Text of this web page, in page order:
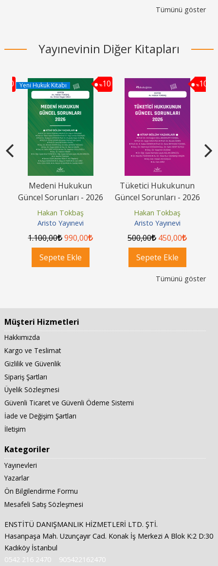
Tümünü göster
Yayınevinin Diğer Kitapları
10 %10
Yeni Hukuk Kitabı
Medeni Hukukun
Güncel Sorunları - 2026
Hakan Tokbaş
Aristo Yayınevi
1.100,00 990,00
Sepete Ekle
%10
Tüketici Hukukunun
Güncel Sorunları - 2026
Hakan Tokbaş
Aristo Yayınevi
500,00 450,00
Sepete Ekle
Tümünü göster
Müşteri Hizmetleri
Hakkımızda
Kargo ve Teslimat
Gizlilik ve Güvenlik
Sipariş Şartları
Üyelik Sözleşmesi
Güvenli Ticaret ve Güvenli Ödeme Sistemi
İade ve Değişim Şartları
İletişim
Kategoriler
Yayınevleri
Yazarlar
Ön Bilgilendirme Formu
Mesafeli Satış Sözleşmesi
ENSTİTÜ DANIŞMANLIK HİZMETLERİ LTD. ŞTİ.
Hasanpaşa Mah. Uzunçayır Cad. Konak İş Merkezi A Blok K:2 D:30
Kadıköy İstanbul
0542 216 2470
905422162470